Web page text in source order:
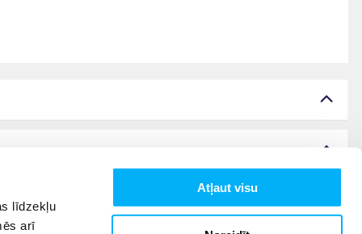
līdzekļu
arī
Atļaut visu